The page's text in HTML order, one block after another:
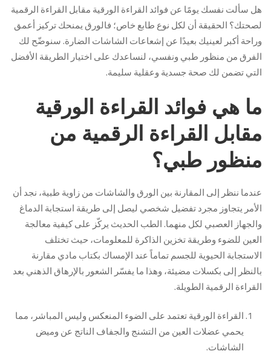
هل سألت نفسك يومًا عن فوائد القراءة الورقية مقابل القراءة الرقمية
لصحتك؟ الحقيقة أن لكل نوع طابع خاص؛ فالورق يمنحك تركيز أعمق
وراحة أكبر لعينيك بعيدًا عن إشعاعات الشاشات الضارة. سنوضّح لك
الفرق من منظور طبي ونفسي، لنساعدك على اختيار الطريقة الأفضل
التي تضمن لك صحة جسدية وعقلية سليمة.
ما هي فوائد القراءة الورقية
مقابل القراءة الرقمية من
منظور طبي؟
عندما ننظر إلى المقارنة بين الورق والشاشات من زاوية طبية، نجد أن
الأمر يتجاوز مجرد تفضيل شخصي ليصل إلى طريقة استجابة الدماغ
والجهاز العصبي لكل منهما. الطب الحديث يركّز على كيفية معالجة
العين للضوء وطريقة تخزين الذاكرة للمعلومات، حيث تختلف
الاستجابة الحيوية للجسم تماماً عند الإمساك بكتاب مادي مقارنة
بالنظر إلى بكسلات مضيئة، وهذا ما يفسّر الشعور بالإرهاق الذهني بعد
القراءة الرقمية الطويلة.
القراءة الورقية تعتمد على الضوء المنعكس وليس المباشر، مما
يحمي عضلات العين من التشنج والجفاف الناتج عن وميض
الشاشات.